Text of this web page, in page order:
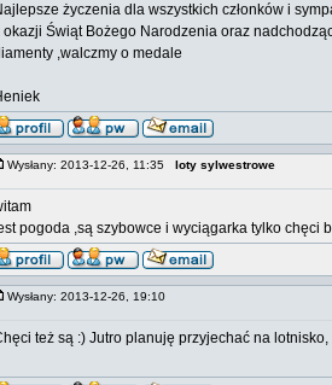
życzenia dla wszystkich członków i
okazji Świąt Bożego Narodzenia oraz
,walczmy o medale
Wysłany: 2013-12-26, 11:35 loty sylwestrowe
pogoda ,są szybowce i wyciągarka tylko chęci
Wysłany: 2013-12-26, 19:10
też są :) Jutro planuję przyjechać na